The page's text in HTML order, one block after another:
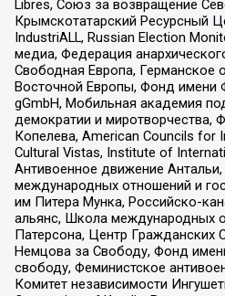
Libres, Союз за возвращение
Крымскотатарский Ресурсный
IndustriALL, Russian Election
медиа, Федерация
Свободная Европа, Германское
Восточной Европы, Фонд имени
gGmbH, Мобильная академия
демократии и миротворчества,
Копелева, American Councils for
Cultural Vistas, Institute of
Антивоенное движение
международных отношений и
им Питера Мунка, Российско-
альянс, Школа международных
Патерсона, Центр Гражданских
Немцова за Свободу, Фонд
свободу, Феминистское
Комитет независимости